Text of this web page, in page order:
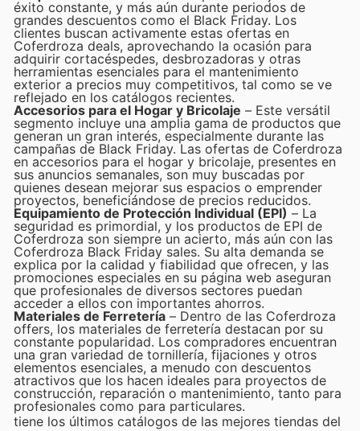
éxito constante, y más aún durante periodos de
grandes descuentos como el Black Friday. Los
clientes buscan activamente estas ofertas en
Coferdroza deals, aprovechando la ocasión para
adquirir cortacéspedes, desbrozadoras y otras
herramientas esenciales para el mantenimiento
exterior a precios muy competitivos, tal como se ve
reflejado en los catálogos recientes.
Accesorios para el Hogar y Bricolaje – Este versátil
segmento incluye una amplia gama de productos que
generan un gran interés, especialmente durante las
campañas de Black Friday. Las ofertas de Coferdroza
en accesorios para el hogar y bricolaje, presentes en
sus anuncios semanales, son muy buscadas por
quienes desean mejorar sus espacios o emprender
proyectos, beneficiándose de precios reducidos.
Equipamiento de Protección Individual (EPI) – La
seguridad es primordial, y los productos de EPI de
Coferdroza son siempre un acierto, más aún con las
Coferdroza Black Friday sales. Su alta demanda se
explica por la calidad y fiabilidad que ofrecen, y las
promociones especiales en su página web aseguran
que profesionales de diversos sectores puedan
acceder a ellos con importantes ahorros.
Materiales de Ferretería – Dentro de las Coferdroza
offers, los materiales de ferretería destacan por su
constante popularidad. Los compradores encuentran
una gran variedad de tornillería, fijaciones y otros
elementos esenciales, a menudo con descuentos
atractivos que los hacen ideales para proyectos de
construcción, reparación o mantenimiento, tanto para
profesionales como para particulares.
tiene los últimos catálogos de las mejores tiendas del